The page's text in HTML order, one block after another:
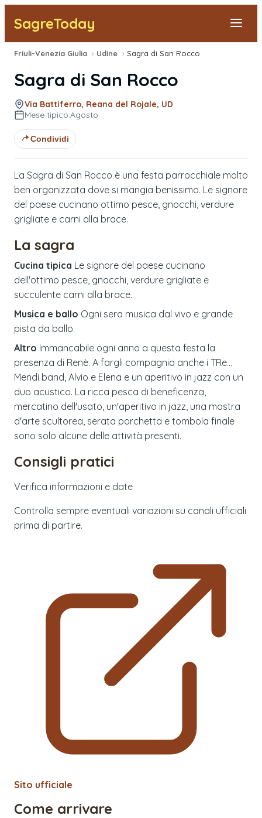
SagreToday
Segnala una sagra
Tutte le Sagre
Vicino a Me
Friuli-Venezia Giulia › Udine › Sagra di San Rocco
Sagra di San Rocco
Via Battiferro, Reana del Rojale, UD
Mese tipico:Agosto
Condividi
La Sagra di San Rocco è una festa parrocchiale molto
ben organizzata dove si mangia benissimo. Le signore
del paese cucinano ottimo pesce, gnocchi, verdure
grigliate e carni alla brace.
La sagra
Cucina tipica Le signore del paese cucinano
dell'ottimo pesce, gnocchi, verdure grigliate e
succulente carni alla brace.
Musica e ballo Ogni sera musica dal vivo e grande
pista da ballo.
Altro Immancabile ogni anno a questa festa la
presenza di Renè. A fargli compagnia anche i TRe…
Mendi band, Alvio e Elena e un aperitivo in jazz con un
duo acustico. La ricca pesca di beneficenza,
mercatino dell'usato, un'aperitivo in jazz, una mostra
d'arte scultorea, serata porchetta e tombola finale
sono solo alcune delle attività presenti.
Consigli pratici
Verifica informazioni e date
Controlla sempre eventuali variazioni su canali ufficiali
prima di partire.
Sito ufficiale
Come arrivare